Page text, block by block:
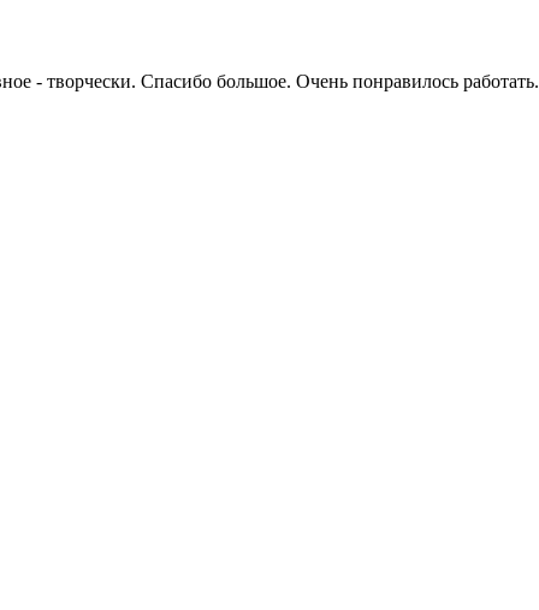
- творчески. Спасибо большое. Очень понравилось работать.